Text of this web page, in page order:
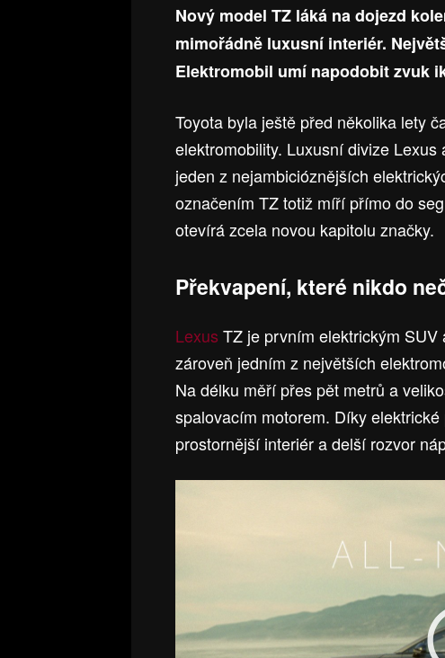
Nový model TZ láká na dojezd
mimořádně luxusní interiér.
Elektromobil umí napodobit zvuk
Toyota byla ještě před několika lety
elektromobility. Luxusní divize
jeden z nejambicióznějších
označením TZ totiž míří přímo do
otevírá zcela novou kapitolu značky.
Překvapení, které nikdo
Lexus TZ je prvním elektrickým
zároveň jedním z největších
Na délku měří přes pět metrů a
spalovacím motorem. Díky
prostornější interiér a delší rozvor